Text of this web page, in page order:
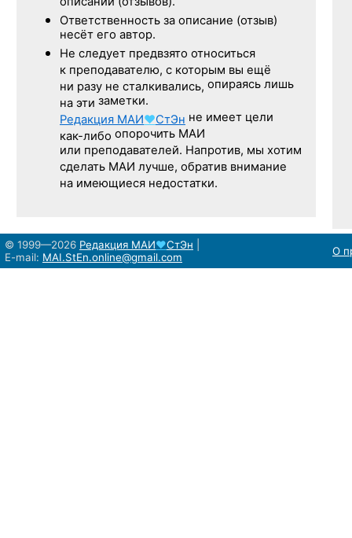
Ответственность за описание (отзыв)
несёт его автор.
Не следует предвзято относиться
к преподавателю, с которым вы ещё
ни разу не сталкивались, опираясь лишь
на эти заметки.
Редакция МАИ♥СтЭн не имеет цели
как-либо опорочить МАИ
или преподавателей. Напротив, мы хотим
сделать МАИ лучше, обратив внимание
на имеющиеся недостатки.
© 1999—2026 Редакция МАИ♥СтЭн
E-mail: MAI.StEn.online@gmail.com О